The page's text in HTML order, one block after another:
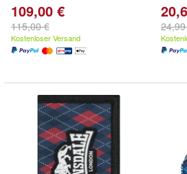
109,00 €
115,00 €
Kostenloser Versand